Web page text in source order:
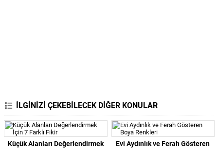
İLGİNİZİ ÇEKEBİLECEK DİĞER KONULAR
Küçük Alanları Değerlendirmek
Evi Aydınlık ve Ferah Gösteren